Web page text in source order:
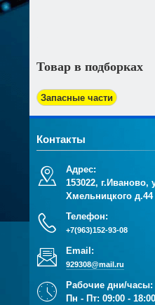
Товар в подборках
Запасные части
Контакты
Адрес:
153022, г.Иваново,
Хмельницкого
Телефон:
+7(963)152-93-08
Email:
929308@mail.ru
Рабочие дни/часы:
Пн - Пт: 09:00 -